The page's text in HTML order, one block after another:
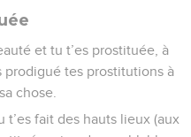
et tu t’es prostituée, à
prodigué tes prostitutions à
chose.
t’es fait des hauts lieux (aux